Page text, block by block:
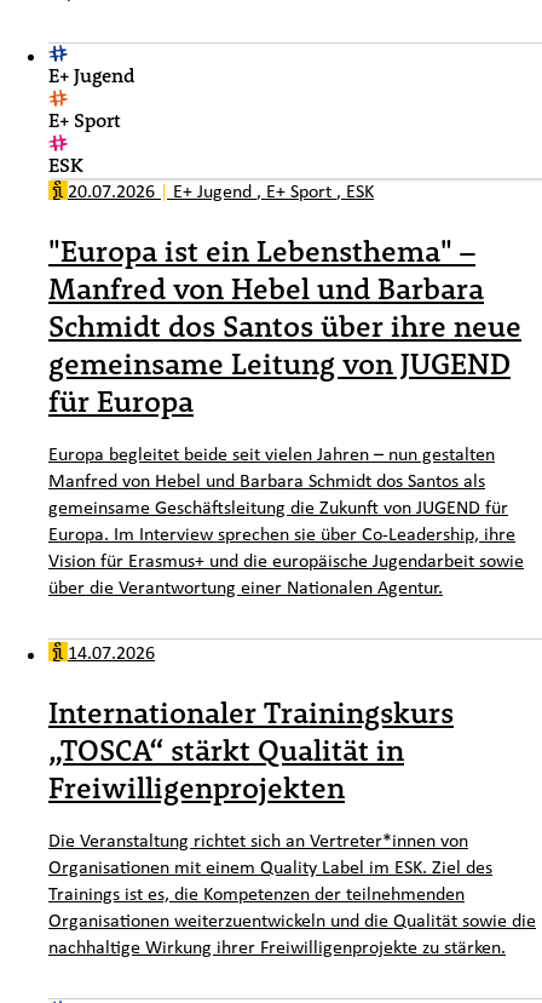
E+ Jugend
E+ Sport
ESK
20.07.2026 | E+ Jugend , E+ Sport , ESK
"Europa ist ein Lebensthema" –
Manfred von Hebel und Barbara
Schmidt dos Santos über ihre neue
gemeinsame Leitung von JUGEND
für Europa
Europa begleitet beide seit vielen Jahren – nun gestalten
Manfred von Hebel und Barbara Schmidt dos Santos als
gemeinsame Geschäftsleitung die Zukunft von JUGEND für
Europa. Im Interview sprechen sie über Co-Leadership, ihre
Vision für Erasmus+ und die europäische Jugendarbeit sowie
über die Verantwortung einer Nationalen Agentur.
14.07.2026
Internationaler Trainingskurs
„TOSCA“ stärkt Qualität in
Freiwilligenprojekten
Die Veranstaltung richtet sich an Vertreter*innen von
Organisationen mit einem Quality Label im ESK. Ziel des
Trainings ist es, die Kompetenzen der teilnehmenden
Organisationen weiterzuentwickeln und die Qualität sowie die
nachhaltige Wirkung ihrer Freiwilligenprojekte zu stärken.